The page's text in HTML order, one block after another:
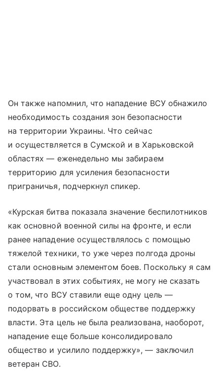
Он также напомнил, что нападение ВСУ обнажило
необходимость создания зон безопасности
на территории Украины. Что сейчас
и осуществляется в Сумской и в Харьковской
областях — еженедельно мы забираем
территорию для усиления безопасности
приграничья, подчеркнул спикер.
«Курская битва показала значение беспилотников
как основной военной силы на фронте, и если
ранее нападение осуществлялось с помощью
тяжелой техники, то уже через полгода дроны
стали основным элементом боев. Поскольку я сам
участвовал в этих событиях, не могу не сказать
о том, что ВСУ ставили еще одну цель —
подорвать в российском обществе поддержку
власти. Эта цель не была реализована, наоборот,
нападение еще больше консолидировало
общество и усилило поддержку», — заключил
ветеран СВО.